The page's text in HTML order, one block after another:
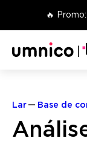
🔥
Lar Base de